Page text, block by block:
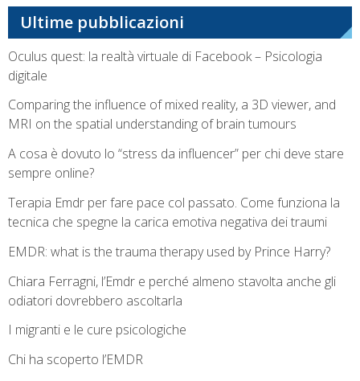
Ultime pubblicazioni
Oculus quest: la realtà virtuale di Facebook – Psicologia
digitale
Comparing the influence of mixed reality, a 3D viewer, and
MRI on the spatial understanding of brain tumours
A cosa è dovuto lo “stress da influencer” per chi deve stare
sempre online?
Terapia Emdr per fare pace col passato. Come funziona la
tecnica che spegne la carica emotiva negativa dei traumi
EMDR: what is the trauma therapy used by Prince Harry?
Chiara Ferragni, l’Emdr e perché almeno stavolta anche gli
odiatori dovrebbero ascoltarla
I migranti e le cure psicologiche
Chi ha scoperto l’EMDR